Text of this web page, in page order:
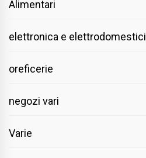
Alimentari
elettronica e elettrodomestici
oreficerie
negozi vari
Varie